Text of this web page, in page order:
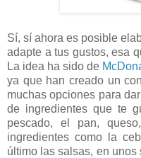
Sí, sí ahora es posible
adapte a tus gustos, esa
La idea ha sido de
ya que han creado un
muchas opciones para
de ingredientes que te
pescado, el pan,
ingredientes como la
último las salsas, en